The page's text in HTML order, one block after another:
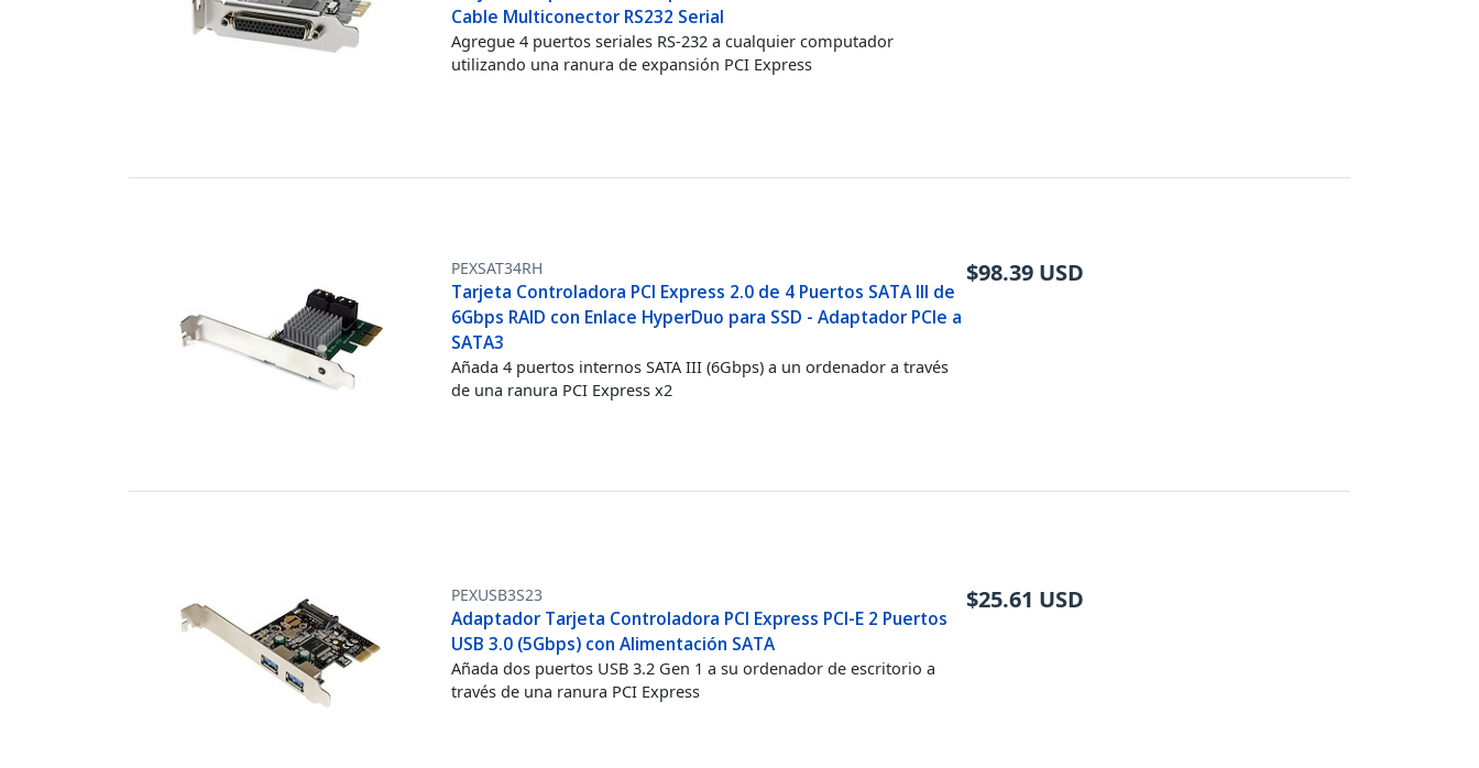
Cable Multiconector RS232 Serial
Agregue 4 puertos seriales RS-232 a cualquier computador
utilizando una ranura de expansión PCI Express
PEXSAT34RH
Tarjeta Controladora PCI Express 2.0 de 4 Puertos SATA III de
6Gbps RAID con Enlace HyperDuo para SSD - Adaptador PCIe a
SATA3
Añada 4 puertos internos SATA III (6Gbps) a un ordenador a través
de una ranura PCI Express x2
$98.39 USD
PEXUSB3S23
Adaptador Tarjeta Controladora PCI Express PCI-E 2 Puertos
USB 3.0 (5Gbps) con Alimentación SATA
Añada dos puertos USB 3.2 Gen 1 a su ordenador de escritorio a
través de una ranura PCI Express
$25.61 USD